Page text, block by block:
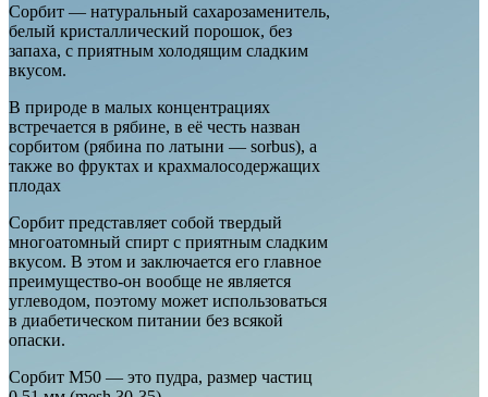
Сорбит — натуральный сахарозаменитель,
белый кристаллический порошок, без
запаха, с приятным холодящим сладким
вкусом.
В природе в малых концентрациях
встречается в рябине, в её честь назван
сорбитом (рябина по латыни — sorbus), а
также во фруктах и крахмалосодержащих
плодах
Сорбит представляет собой твердый
многоатомный спирт с приятным сладким
вкусом. В этом и заключается его главное
преимущество-он вообще не является
углеводом, поэтому может использоваться
в диабетическом питании без всякой
опаски.
Сорбит М50 — это пудра, размер частиц